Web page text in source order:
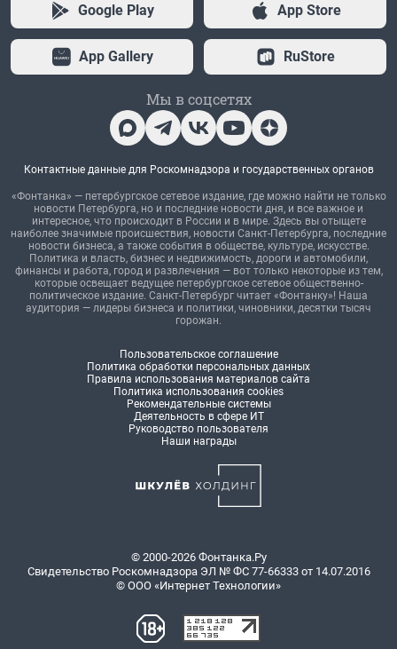
Google Play App Store
App Gallery RuStore
Мы в соцсетях
Контактные данные для Роскомнадзора и государственных органов
«Фонтанка» — петербургское сетевое издание, где можно найти не только
новости Петербурга, но и последние новости дня, и все важное и
интересное, что происходит в России и в мире. Здесь вы отыщете
наиболее значимые происшествия, новости Санкт-Петербурга, последние
новости бизнеса, а также события в обществе, культуре, искусстве.
Политика и власть, бизнес и недвижимость, дороги и автомобили,
финансы и работа, город и развлечения — вот только некоторые из тем,
которые освещает ведущее петербургское сетевое общественно-
политическое издание. Санкт-Петербург читает «Фонтанку»! Наша
аудитория — лидеры бизнеса и политики, чиновники, десятки тысяч
горожан.
Пользовательское соглашение
Политика обработки персональных данных
Правила использования материалов сайта
Политика использования cookies
Рекомендательные системы
Деятельность в сфере ИТ
Руководство пользователя
Наши награды
© 2000-2026 Фонтанка.Ру
Свидетельство Роскомнадзора ЭЛ № ФС 77-66333 от 14.07.2016
© ООО «Интернет Технологии»